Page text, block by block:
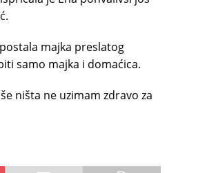
majka preslatog
samo majka i domaćica.
ništa ne uzimam zdravo za